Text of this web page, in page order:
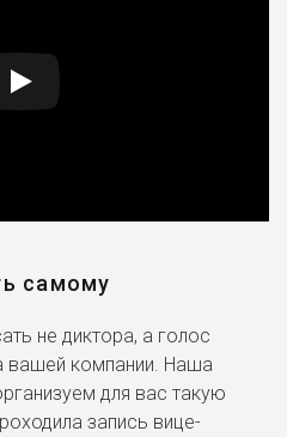
самому
не диктора, а голос
вашей компании. Наша
для вас такую
запись вице-